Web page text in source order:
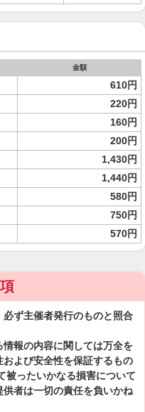
金額
610円
220円
160円
200円
1,430円
1,440円
580円
750円
570円
ず主催者発行のものと照合
報の内容に関しては万全を
よび安全性を保証するもの
被ったいかなる損害について
者は一切の責任を負いかね